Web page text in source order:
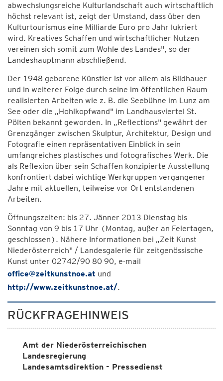
abwechslungsreiche Kulturlandschaft auch wirtschaftlich
höchst relevant ist, zeigt der Umstand, dass über den
Kulturtourismus eine Milliarde Euro pro Jahr lukriert
wird. Kreatives Schaffen und wirtschaftlicher Nutzen
vereinen sich somit zum Wohle des Landes", so der
Landeshauptmann abschließend.
Der 1948 geborene Künstler ist vor allem als Bildhauer
und in weiterer Folge durch seine im öffentlichen Raum
realisierten Arbeiten wie z. B. die Seebühne im Lunz am
See oder die „Hohlkopfwand" im Landhausviertel St.
Pölten bekannt geworden. In „Reflections" gewährt der
Grenzgänger zwischen Skulptur, Architektur, Design und
Fotografie einen repräsentativen Einblick in sein
umfangreiches plastisches und fotografisches Werk. Die
als Reflexion über sein Schaffen konzipierte Ausstellung
konfrontiert dabei wichtige Werkgruppen vergangener
Jahre mit aktuellen, teilweise vor Ort entstandenen
Arbeiten.
Öffnungszeiten: bis 27. Jänner 2013 Dienstag bis
Sonntag von 9 bis 17 Uhr (Montag, außer an Feiertagen,
geschlossen). Nähere Informationen bei „Zeit Kunst
Niederösterreich" / Landesgalerie für zeitgenössische
Kunst unter 02742/90 80 90, e-mail
office@zeitkunstnoe.at und
http://www.zeitkunstnoe.at/.
RÜCKFRAGEHINWEIS
Amt der Niederösterreichischen
Landesregierung
Landesamtsdirektion - Pressedienst